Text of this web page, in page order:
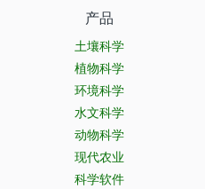
产品
土壤科学
植物科学
环境科学
水文科学
动物科学
现代农业
科学软件